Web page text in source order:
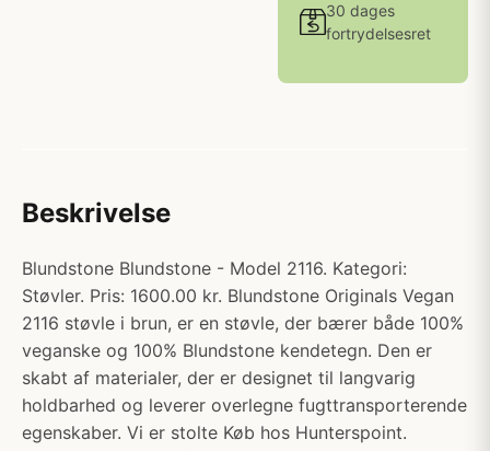
30 dages
fortrydelsesret
Beskrivelse
Blundstone Blundstone - Model 2116. Kategori:
Støvler. Pris: 1600.00 kr. Blundstone Originals Vegan
2116 støvle i brun, er en støvle, der bærer både 100%
veganske og 100% Blundstone kendetegn. Den er
skabt af materialer, der er designet til langvarig
holdbarhed og leverer overlegne fugttransporterende
egenskaber. Vi er stolte Køb hos Hunterspoint.